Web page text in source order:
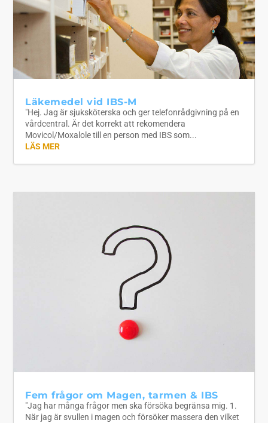
Läkemedel vid IBS-M
"Hej. Jag är sjuksköterska och ger telefonrådgivning på en
vårdcentral. Är det korrekt att rekomendera
Movicol/Moxalole till en person med IBS som...
LÄS MER
Fem frågor om Magen, tarmen & IBS
"Jag har många frågor men ska försöka begränsa mig. 1.
När jag är svullen i magen och försöker massera den vilket